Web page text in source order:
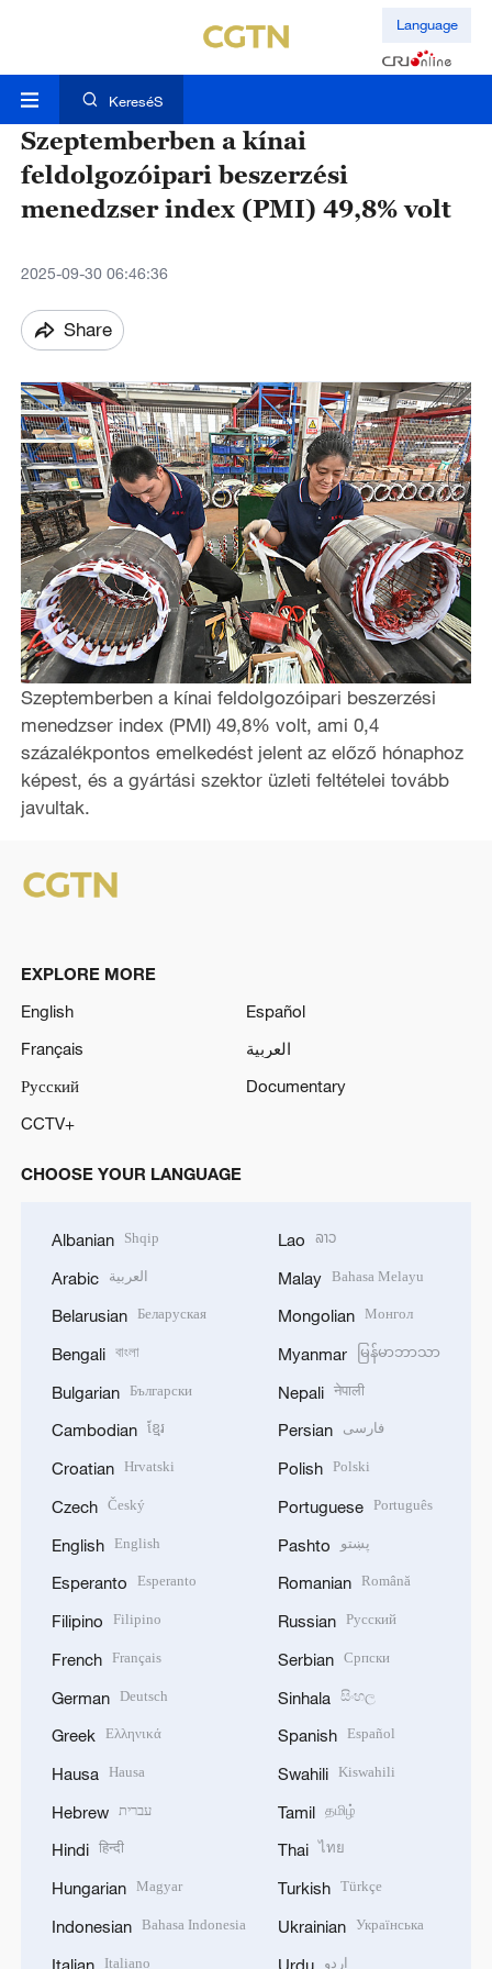
Language
KereséS
Szeptemberben a kínai
feldolgozóipari beszerzési
menedzser index (PMI) 49,8% volt
2025-09-30 06:46:36
Share
Szeptemberben a kínai feldolgozóipari beszerzési
menedzser index (PMI) 49,8% volt, ami 0,4
százalékpontos emelkedést jelent az előző hónaphoz
képest, és a gyártási szektor üzleti feltételei tovább
javultak.
EXPLORE MORE
English
Español
Français
العربية
Русский
Documentary
CCTV+
CHOOSE YOUR LANGUAGE
Albanian Shqip
Arabic العربية
Belarusian Беларуская
Bengali বাংলা
Bulgarian Български
Cambodian ខ្មែរ
Croatian Hrvatski
Czech Český
English English
Esperanto Esperanto
Filipino Filipino
French Français
German Deutsch
Greek Ελληνικά
Hausa Hausa
Hebrew עברית
Hindi हिन्दी
Hungarian Magyar
Indonesian Bahasa Indonesia
Italian Italiano
Lao ລາວ
Malay Bahasa Melayu
Mongolian Монгол
Myanmar မြန်မာဘာသာ
Nepali नेपाली
Persian فارسی
Polish Polski
Portuguese Português
Pashto پښتو
Romanian Română
Russian Русский
Serbian Српски
Sinhala සිංහල
Spanish Español
Swahili Kiswahili
Tamil தமிழ்
Thai ไทย
Turkish Türkçe
Ukrainian Українська
Urdu اردو